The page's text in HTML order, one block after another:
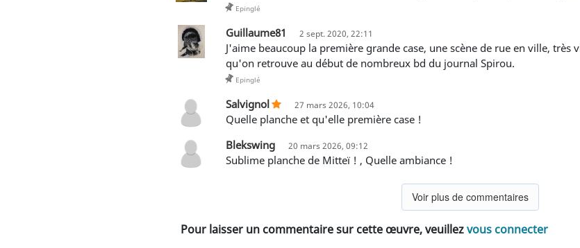
Epinglé
Guillaume81 2 sept. 2020, 22:11
J'aime beaucoup la première grande case, une scène de rue en ville, très vivante. C'est une atmosphère typique
qu'on retrouve au début de nombreux bd du journal Spirou.
Epinglé
Salvignol 27 mars 2026, 10:04
quelle planche et qu'elle première case !
Blekswing
20 mars 2026, 09:12
Sublime planche de Mitteï ! , Quelle ambiance !
Voir plus de commentaires
Pour laisser un commentaire sur cette œuvre, veuillezvous connecter